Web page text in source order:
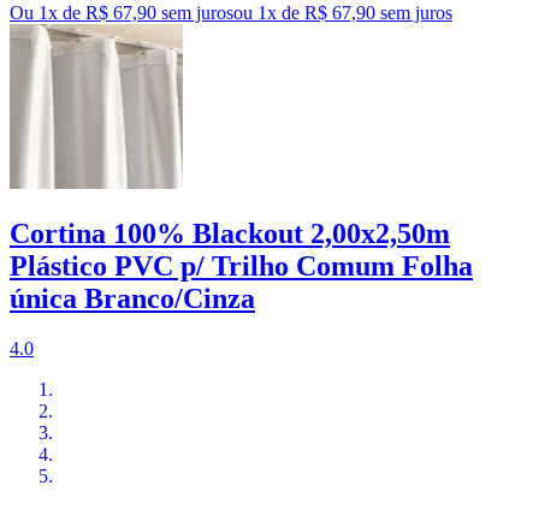
Ou 1x de R$ 67,90 sem jurosou 1x de R$ 67,90 sem juros
Cortina 100% Blackout 2,00x2,50m
Plástico PVC p/ Trilho Comum Folha
única Branco/Cinza
4.0